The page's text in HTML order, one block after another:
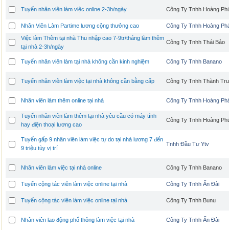
Tuyển nhân viên làm việc online 2-3h/ngày Công Ty Tnhh Hoàng
Nhân Viên Làm Partime lương cộng thưởng cao
Công Ty Tnhh Hoàng
Việc làm Thêm tại nhà Thu nhập cao 7-9tr/tháng làm thêm
tại nhà 2-3h/ngày
Công Ty Tnhh Thái Bảo
Tuyển nhân viên làm tại nhà không cần kinh nghiệm Công Ty Tnhh Banano
Tuyển nhân viên làm việc tại nhà không cần bằng cấp Công Ty Tnhh Thành
Nhân viên làm thêm online tại nhà Công Ty Tnhh Hoàng
Tuyển nhân viên làm thêm tại nhà yêu cầu có máy tính
hay điện thoại lương cao
Công Ty Tnhh Hoàng
Tuyển gấp 9 nhân viên làm việc tự do tại nhà lương 7 đến
9 triệu tùy vị trí
Tnhh Đầu Tư Ytv
Nhân viên làm việc tại nhà online Công Ty Tnhh Banano
Tuyển cộng tác viên làm việc online tại nhà Công Ty Tnhh Ấn Đài
Tuyển cộng tác viên làm việc online tại nhà Công Ty Tnhh Bunu
Nhân viên lao động phổ thông làm việc tại nhà Công Ty Tnhh Ấn Đài